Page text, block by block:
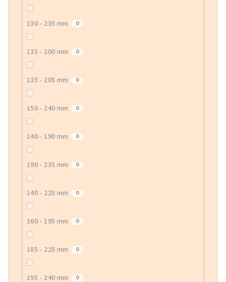
130 - 235 mm 0
135 - 200 mm 0
135 - 205 mm 0
150 - 240 mm 0
140 - 190 mm 0
190 - 235 mm 0
140 - 225 mm 0
160 - 195 mm 0
185 - 225 mm 0
195 - 240 mm 0